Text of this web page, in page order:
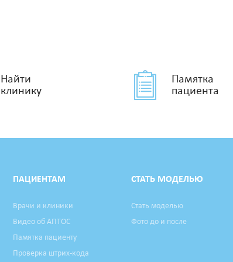
Найти
клинику
Памятка
пациента
ПАЦИЕНТАМ
Врачи и клиники
Видео об АПТОС
Памятка пациенту
Проверка штрих-кода
СТАТЬ МОДЕЛЬЮ
Стать моделью
Фото до и после